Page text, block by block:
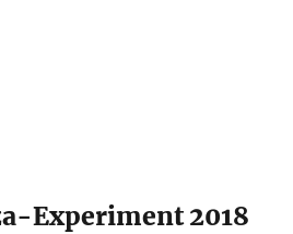
Experiment 2018